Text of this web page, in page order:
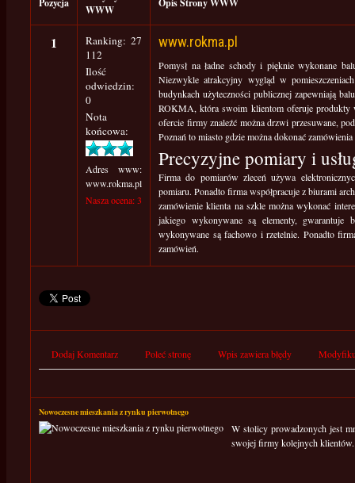
Pozycja
WWW
Opis Strony WWW
1
Ranking: 27
112
Ilość
odwiedzin:
0
Nota
końcowa:
Adres www:
www.rokma.pl
Nasza ocena: 3
www.rokma.pl
Pomysł na ładne schody i pięknie wykonane
Niezwykle atrakcyjny wygląd w
budynkach użyteczności publicznej zapewniają
ROKMA, która swoim klientom oferuje produkty
ofercie firmy znaleźć można drzwi przesuwane,
Poznań to miasto gdzie można dokonać
Precyzyjne pomiary i
Firma do pomiarów zleceń używa
pomiaru. Ponadto firma współpracuje z biurami
zamówienie klienta na szkle można wykonać
jakiego wykonywane są elementy, gwarantuje
wykonywane są fachowo i rzetelnie. Ponadto
zamówień.
Dodaj Komentarz Poleć stronę Wpis zawiera błędy
Nowoczesne mieszkania z rynku pierwotnego
W stolicy prowadzonych jest
swojej firmy kolejnych